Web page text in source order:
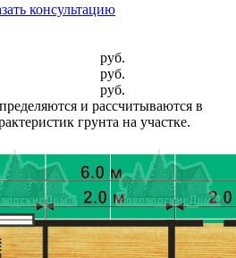
консультацию
руб.
руб.
руб.
и рассчитываются в
грунта на участке.